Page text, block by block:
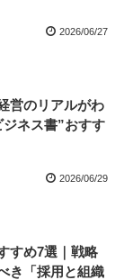
2026/06/27
営のリアルがわ
ネス書”おすす
2026/06/29
すめ7選｜戦略
き「採用と組織